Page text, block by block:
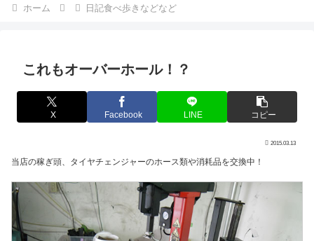
ホーム 日記食べ歩きなどなど
これもオーバーホール！？
X Facebook LINE コピー
2015.03.13
当店の稼ぎ頭、タイヤチェンジャーのホース類や消耗品を交換中！